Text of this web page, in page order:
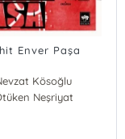
Enver Paşa
Kösoğlu
Neşriyat